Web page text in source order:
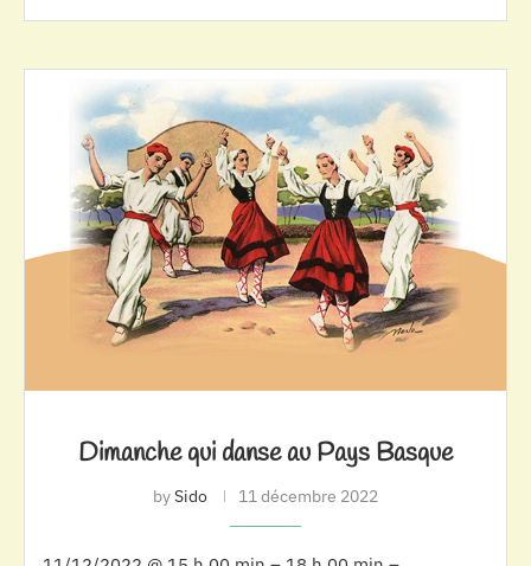
Dimanche qui danse au Pays Basque
bySido 11 décembre 2022